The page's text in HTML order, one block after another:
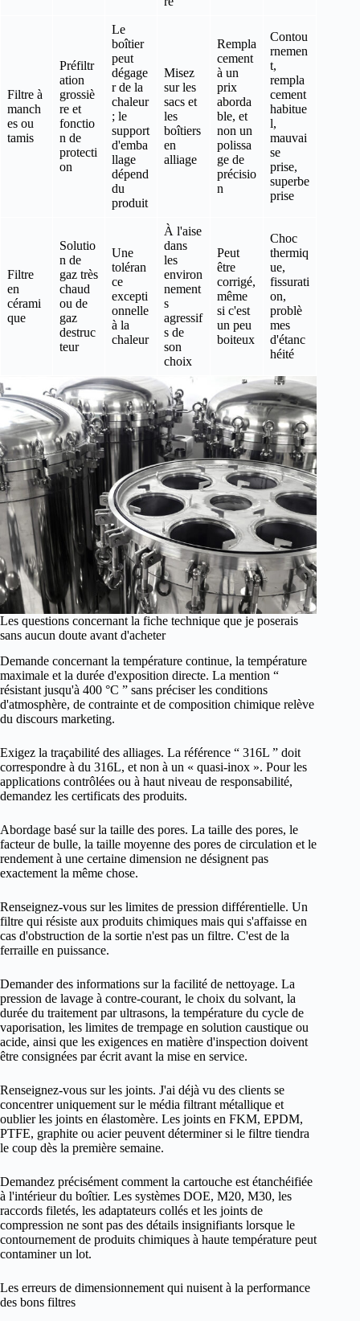
Filtre à
manch
es ou
tamis
Préfiltr
ation
grossiè
re et
fonctio
n de
protecti
on
Le
boîtier
peut
dégage
r de la
chaleur
; le
support
d'emba
llage
dépend
du
produit
Misez
sur les
sacs et
les
boîtiers
en
alliage
Rempla
cement
à un
prix
aborda
ble, et
non un
polissa
ge de
précisio
n
Contou
rnemen
t,
rempla
cement
habitue
l,
mauvai
se
prise,
superbe
prise
Filtre
en
cérami
que
Solutio
n de
gaz très
chaud
ou de
gaz
destruc
teur
Une
toléran
ce
excepti
onnelle
à la
chaleur
À l'aise
dans
les
environ
nement
s
agressif
s de
son
choix
Peut
être
corrigé,
même
si c'est
un peu
boiteux
Choc
thermiq
ue,
fissurati
on,
problè
mes
d'étanc
héité
Les questions concernant la fiche technique que je poserais
sans aucun doute avant d'acheter
Demande concernant la température continue, la température
maximale et la durée d'exposition directe. La mention “
résistant jusqu'à 400 °C ” sans préciser les conditions
d'atmosphère, de contrainte et de composition chimique relève
du discours marketing.
Exigez la traçabilité des alliages. La référence “ 316L ” doit
correspondre à du 316L, et non à un « quasi-inox ». Pour les
applications contrôlées ou à haut niveau de responsabilité,
demandez les certificats des produits.
Abordage basé sur la taille des pores. La taille des pores, le
facteur de bulle, la taille moyenne des pores de circulation et le
rendement à une certaine dimension ne désignent pas
exactement la même chose.
Renseignez-vous sur les limites de pression différentielle. Un
filtre qui résiste aux produits chimiques mais qui s'affaisse en
cas d'obstruction de la sortie n'est pas un filtre. C'est de la
ferraille en puissance.
Demander des informations sur la facilité de nettoyage. La
pression de lavage à contre-courant, le choix du solvant, la
durée du traitement par ultrasons, la température du cycle de
vaporisation, les limites de trempage en solution caustique ou
acide, ainsi que les exigences en matière d'inspection doivent
être consignées par écrit avant la mise en service.
Renseignez-vous sur les joints. J'ai déjà vu des clients se
concentrer uniquement sur le média filtrant métallique et
oublier les joints en élastomère. Les joints en FKM, EPDM,
PTFE, graphite ou acier peuvent déterminer si le filtre tiendra
le coup dès la première semaine.
Demandez précisément comment la cartouche est étanchéifiée
à l'intérieur du boîtier. Les systèmes DOE, M20, M30, les
raccords filetés, les adaptateurs collés et les joints de
compression ne sont pas des détails insignifiants lorsque le
contournement de produits chimiques à haute température peut
contaminer un lot.
Les erreurs de dimensionnement qui nuisent à la performance
des bons filtres